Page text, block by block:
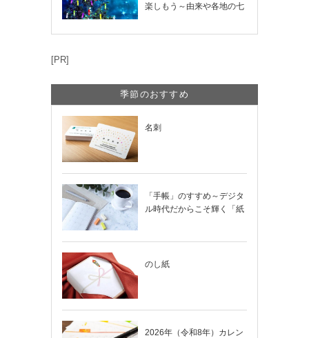
楽しもう～由来や各地の七
[PR]
季節のおすすめ
名刺
「手帳」のすすめ～デジタ
ル時代だからこそ輝く「紙
のし紙
2026年（令和8年）カレン